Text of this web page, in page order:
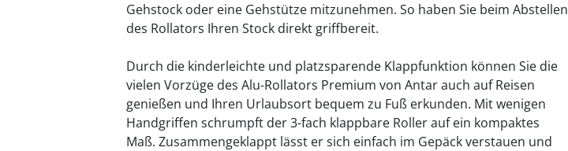
Gehstock oder eine Gehstütze mitzunehmen. So haben Sie beim Abstellen
des Rollators Ihren Stock direkt griffbereit.
Durch die kinderleichte und platzsparende Klappfunktion können Sie die
vielen Vorzüge des Alu-Rollators Premium von Antar auch auf Reisen
genießen und Ihren Urlaubsort bequem zu Fuß erkunden. Mit wenigen
Handgriffen schrumpft der 3-fach klappbare Roller auf ein kompaktes
Maß. Zusammengeklappt lässt er sich einfach im Gepäck verstauen und